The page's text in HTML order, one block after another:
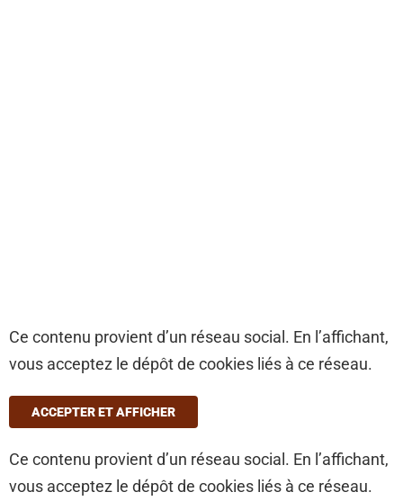
Ce contenu provient d’un réseau social. En l’affichant,
vous acceptez le dépôt de cookies liés à ce réseau.
ACCEPTER ET AFFICHER
Ce contenu provient d’un réseau social. En l’affichant,
vous acceptez le dépôt de cookies liés à ce réseau.